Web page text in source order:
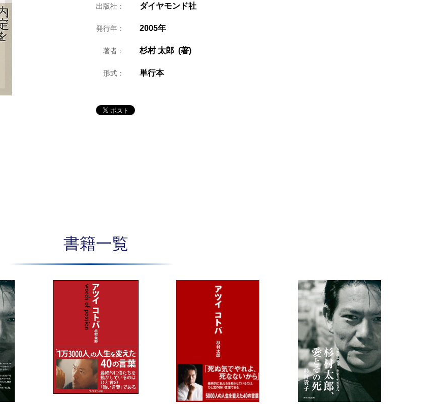
出版社： ダイヤモンド社
発行年： 2005年
著者： 杉村 太郎 (著)
形式： 単行本
書籍一覧